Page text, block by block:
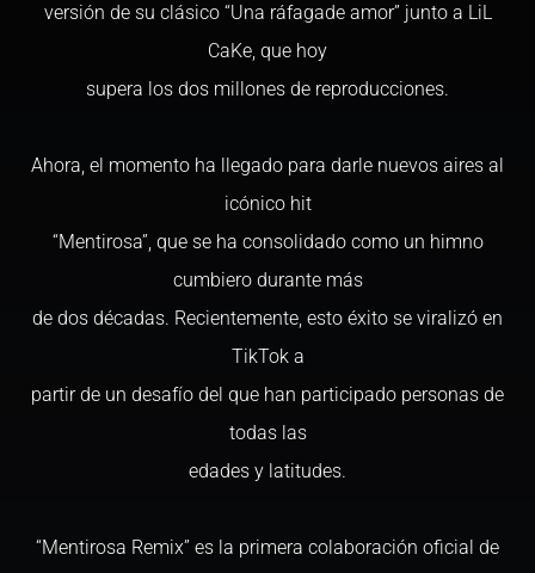
versión de su clásico “Una ráfagade amor” junto a LiL
CaKe, que hoy
supera los dos millones de reproducciones.
Ahora, el momento ha llegado para darle nuevos aires al
icónico hit
“Mentirosa”, que se ha consolidado como un himno
cumbiero durante más
de dos décadas. Recientemente, esto éxito se viralizó en
TikTok a
partir de un desafío del que han participado personas de
todas las
edades y latitudes.
“Mentirosa Remix” es la primera colaboración oficial de